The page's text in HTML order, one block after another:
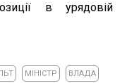
в урядовій
МІНІСТР ВЛАДА